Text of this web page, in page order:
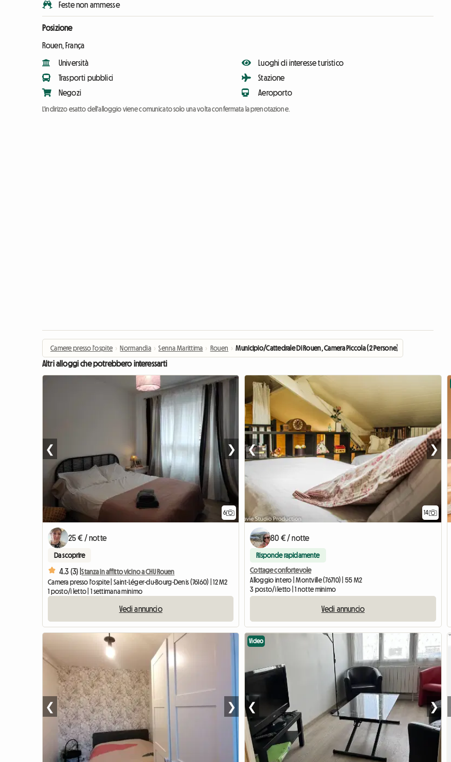
Feste non ammesse
Posizione
Rouen, França
Università
Trasporti pubblici
Negozi
Luoghi di interesse turistico
Stazione
Aeroporto
L'indirizzo esatto dell'alloggio viene comunicato solo una volta confermata la prenotazione.
Camere presso l'ospite › Normandia › Senna Marittima › Rouen › Municipio/Cattedrale Di Rouen, Camera Piccola (2 Persone)
Altri alloggi che potrebbero interessarti
6
❮ ❯
25 € / notte
Da scoprire
4.3 (3) |Stanza in affitto vicino a CHU Rouen
Camera presso l'ospite | Saint-Léger-du-Bourg-Denis (76160) | 12 M2
1 posto/i letto | 1 settimana minimo
Vedi annuncio
14
❮ ❯
80 € / notte
Risponde rapidamente
Cottage confortevole
Alloggio intero | Montville (76710) | 55 M2
3 posto/i letto | 1 notte minimo
Vedi annuncio
❮ ❯
Video
❮ ❯